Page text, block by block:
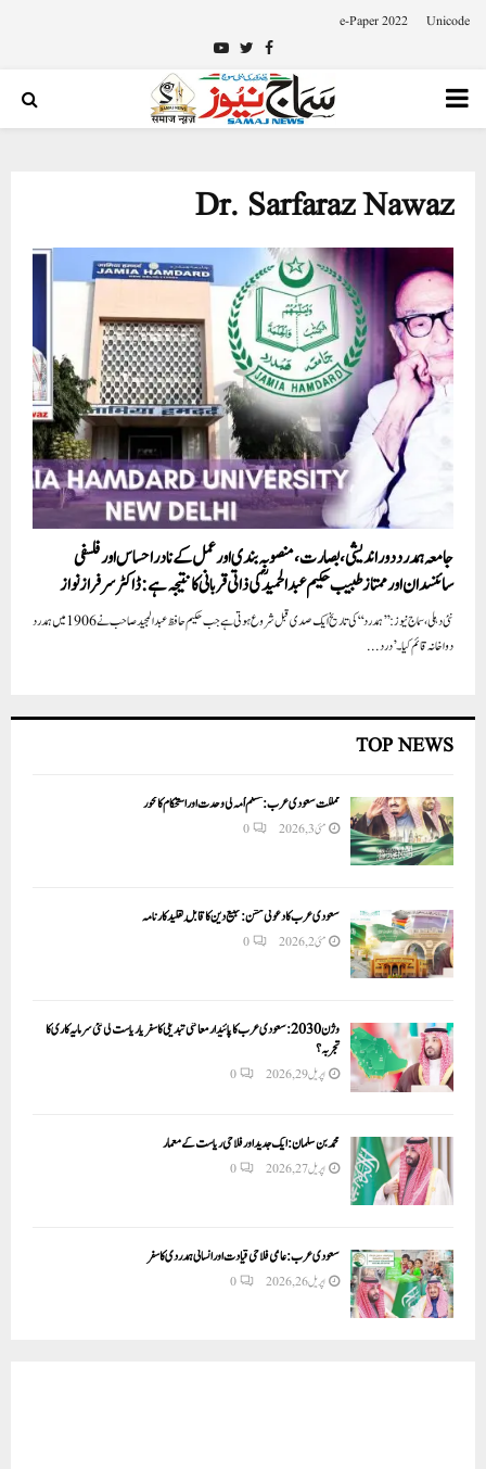
Unicode
e-Paper 2022
Facebook
Twitter
Youtube
PRIMARY
Dr. Sarfaraz Nawaz
جامعہ ہمدرد دور اندیشی، بصارت، منصوبہ بندی اور عمل کے نادر احساس اور فلسفی
سائنسدان اور ممتاز طبیب حکیم عبدالحمید ؒکی ذاتی قربانی کا نتیجہ ہے: ڈاکٹر سرفراز نواز
نئی دہلی، سماج نیوز:’’ہمدرد‘‘ کی تاریخ ایک صدی قبل شروع ہوتی ہے جب حکیم حافظ عبدالمجید صاحب نے 1906 میں ہمدرد
دواخانہ قائم کیا۔ ’درد...
TOP NEWS
مملکت سعودی عرب: مسلم اُمہ کی وحدت اور استحکام کا محور
مئی 3, 2026 0
سعودی عرب کا دعوتی مشن: تبلیغ دین کا قابلِ تقلید کارنامہ
مئی 2, 2026 0
وژن 2030:سعودی عرب کا پائیدار معاشی تبدیلی کا سفر یا ریاست کی نئی سرمایہ کاری کا
تجربہ؟
اپریل 29, 2026 0
محمد بن سلمان: ایک جدید اور فلاحی ریاست کے معمار
اپریل 27, 2026 0
سعودی عرب: عالمی فلاحی قیادت اور انسانی ہمدردی کا سفر
اپریل 26, 2026 0